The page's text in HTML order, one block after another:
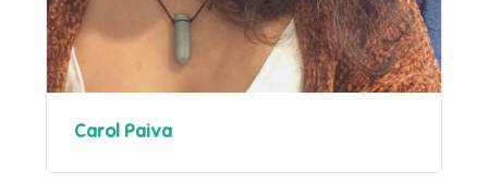
Carol Paiva